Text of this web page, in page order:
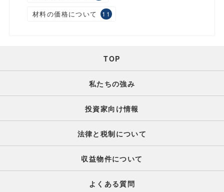
材料の価格について 11
TOP
私たちの強み
投資家向け情報
法律と税制について
収益物件について
よくある質問